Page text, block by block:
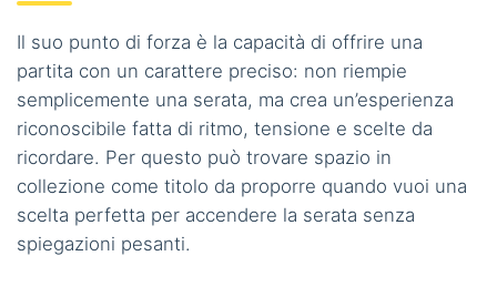
Il suo punto di forza è la capacità di offrire una
partita con un carattere preciso: non riempie
semplicemente una serata, ma crea un’esperienza
riconoscibile fatta di ritmo, tensione e scelte da
ricordare. Per questo può trovare spazio in
collezione come titolo da proporre quando vuoi una
scelta perfetta per accendere la serata senza
spiegazioni pesanti.